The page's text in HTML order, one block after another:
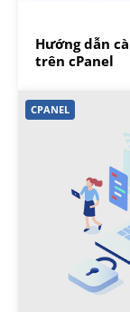
Hướng dẫn
trên cPanel
CPANEL